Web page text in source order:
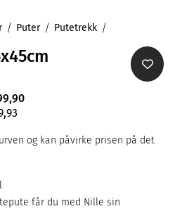
Puter Putetrekk
og kan påvirke prisen på det
får du med Nille sin